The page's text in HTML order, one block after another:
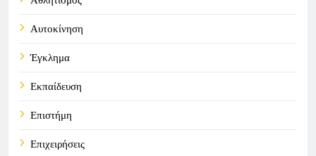
Αυτοκίνηση
Έγκλημα
Εκπαίδευση
Επιστήμη
Επιχειρήσεις